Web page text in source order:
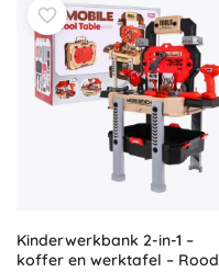
Kinderwerkbank 2-in-1 –
koffer en werktafel – Rood